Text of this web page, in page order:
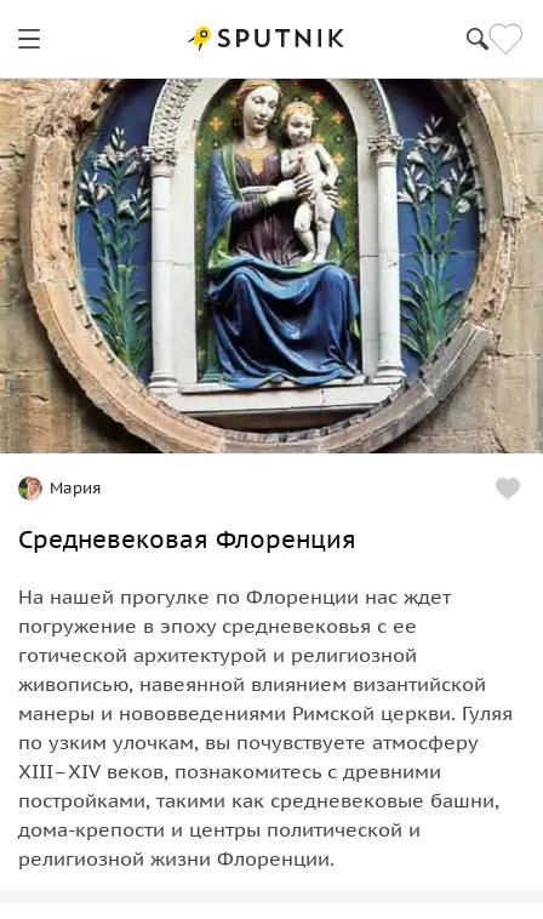
Мария
Средневековая Флоренция
На нашей прогулке по Флоренции нас ждет
погружение в эпоху средневековья с ее
готической архитектурой и религиозной
живописью, навеянной влиянием византийской
манеры и нововведениями Римской церкви. Гуляя
по узким улочкам, вы почувствуете атмосферу
XIII–XIV веков, познакомитесь с древними
постройками, такими как средневековые башни,
дома-крепости и центры политической и
религиозной жизни Флоренции.